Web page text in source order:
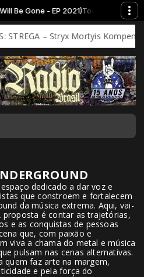
Be Gone - EP 2021)Tocando agora:
STREGA – Stryx Mortyis
dedicado a dar voz e
que constroem e fortalecem
da música extrema. Aqui, vai-
proposta é contar as trajetórias,
e as conquistas de pessoas
que, com paixão e
viva a chama do metal e música
pulsam nas cenas alternativas.
quem faz arte na margem,
e pela força do